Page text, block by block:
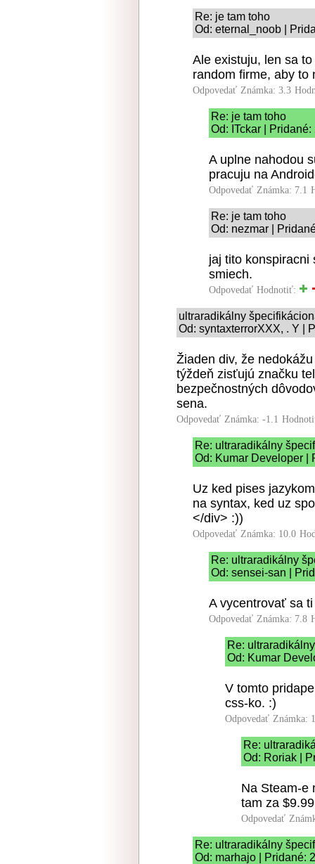
Re: je tam toho
Od: eternal_noob |
Ale existuju, len sa
random firme, aby to
Odpovedať Známka: 3.3
Re: je tam toho
Od: ITckar |
A uplne nahodou
pracuju na
Odpovedať Známka: 7.1
Re: je tam toho
Od: nezmar |
jaj tito konspiracni
smiech.
Odpovedať Hodnotiť:
ultraradikálny
Od: syntaxterrorXXX, . Y |
Žiaden div, že
týždeň zisťujú značku
bezpečnostných
sena.
Odpovedať Známka: -1.1
Re: ultraradikálny
Od: Kumar Developer |
Uz ked pises
na syntax, ked uz
</div> :))
Odpovedať Známka: 10.0
Re: ultraradikálny
Od: sensei-san |
A vycentrovať sa
Odpovedať Známka: 7.8
Re:
Od: Kumar
V tomto
css-ko. :)
Odpovedať Známka:
Re:
Od: Roriak |
Na Steam-e
tam za $9.99
Odpovedať
Re: ultraradikálny
Od: marhajo | Pridané: